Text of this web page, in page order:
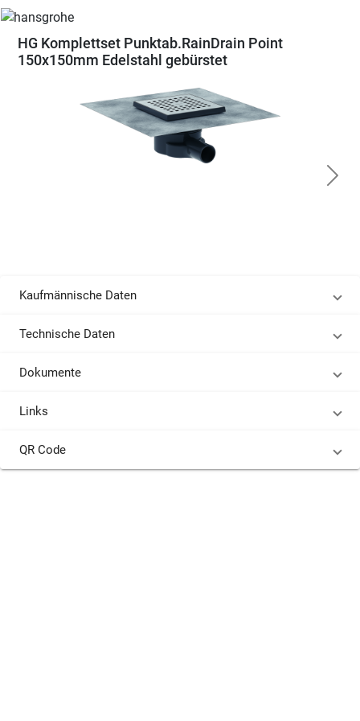
HG Komplettset Punktab.RainDrain Point
150x150mm Edelstahl gebürstet
Kaufmännische Daten
Technische Daten
Dokumente
Links
QR Code